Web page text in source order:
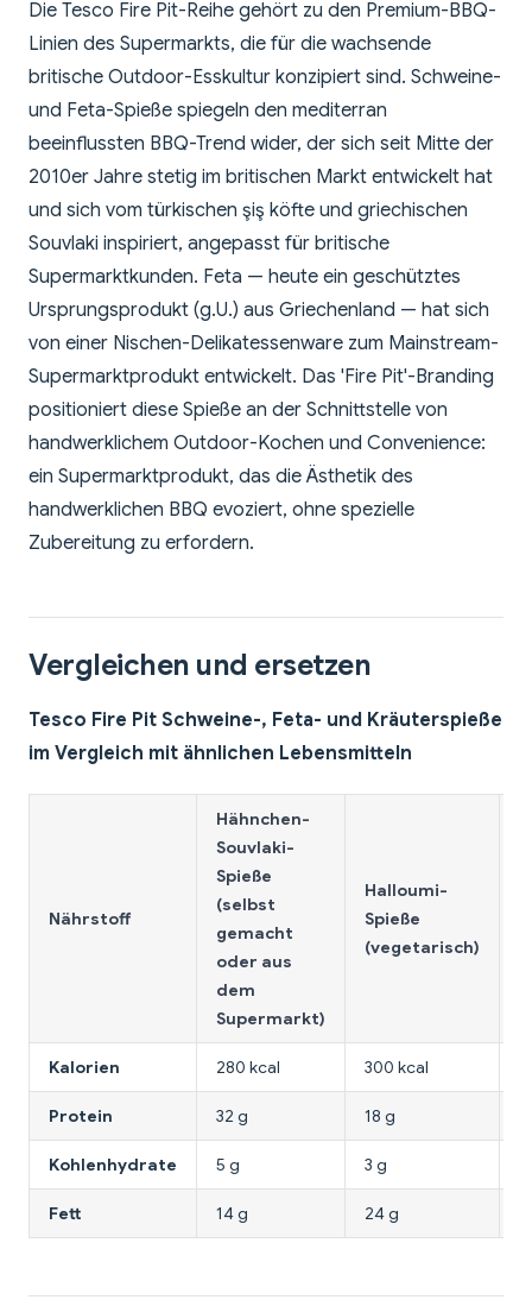
Die Tesco Fire Pit-Reihe gehört zu den Premium-BBQ-
Linien des Supermarkts, die für die wachsende
britische Outdoor-Esskultur konzipiert sind. Schweine-
und Feta-Spieße spiegeln den mediterran
beeinflussten BBQ-Trend wider, der sich seit Mitte der
2010er Jahre stetig im britischen Markt entwickelt hat
und sich vom türkischen şiş köfte und griechischen
Souvlaki inspiriert, angepasst für britische
Supermarktkunden. Feta — heute ein geschütztes
Ursprungsprodukt (g.U.) aus Griechenland — hat sich
von einer Nischen-Delikatessenware zum Mainstream-
Supermarktprodukt entwickelt. Das 'Fire Pit'-Branding
positioniert diese Spieße an der Schnittstelle von
handwerklichem Outdoor-Kochen und Convenience:
ein Supermarktprodukt, das die Ästhetik des
handwerklichen BBQ evoziert, ohne spezielle
Zubereitung zu erfordern.
Vergleichen und ersetzen
Tesco Fire Pit Schweine-, Feta- und Kräuterspieße
im Vergleich mit ähnlichen Lebensmitteln
Nährstoff
Hähnchen-
Souvlaki-
Spieße
(selbst
gemacht
oder aus
dem
Supermarkt)
Halloumi-
Spieße
(vegetarisch)
Kalorien 280 kcal 300 kcal
Protein 32 g 18 g
Kohlenhydrate 5 g 3 g
Fett 14 g 24 g